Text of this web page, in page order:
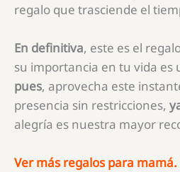
regalo que trasciende el
En definitiva, este es el
su importancia en tu vida es
pues, aprovecha este
presencia sin restricciones,
alegría es nuestra mayor
Ver más regalos para mamá.